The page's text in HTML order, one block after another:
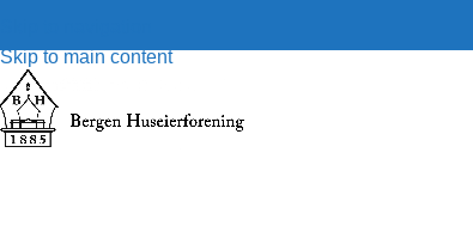
Skip to main content